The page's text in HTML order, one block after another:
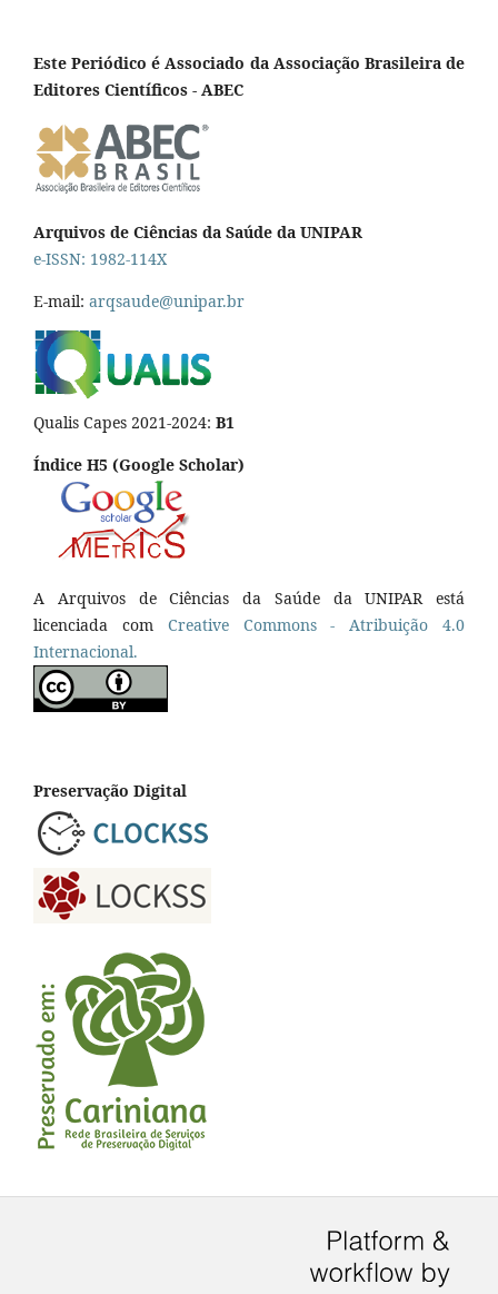
Este Periódico é Associado da Associação Brasileira de
Editores Científicos - ABEC
Arquivos de Ciências da Saúde da UNIPAR
e-ISSN: 1982-114X
E-mail: arqsaude@unipar.br
Qualis Capes 2021-2024: B1
Índice H5 (Google Scholar)
A Arquivos de Ciências da Saúde da UNIPAR está
licenciada com Creative Commons - Atribuição 4.0
Internacional.
Preservação Digital